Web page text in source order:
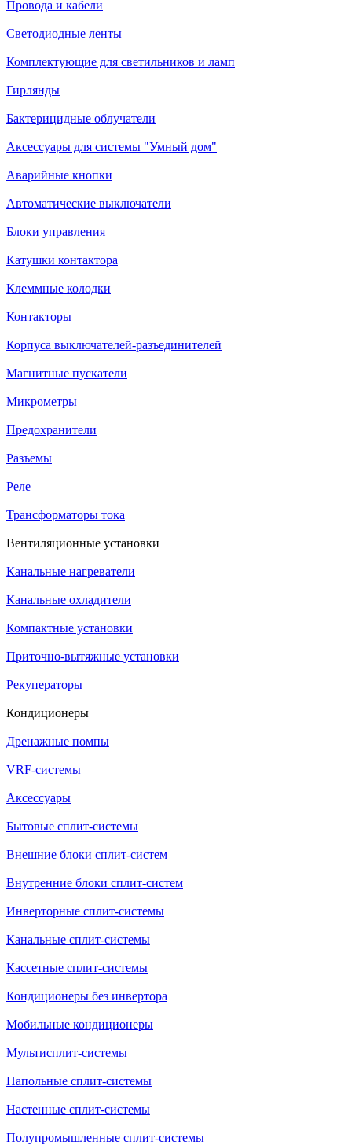
Провода и кабели
Светодиодные ленты
Комплектующие для светильников и ламп
Гирлянды
Бактерицидные облучатели
Аксессуары для системы "Умный дом"
Аварийные кнопки
Автоматические выключатели
Блоки управления
Катушки контактора
Клеммные колодки
Контакторы
Корпуса выключателей-разъединителей
Магнитные пускатели
Микрометры
Предохранители
Разъемы
Реле
Трансформаторы тока
Вентиляционные установки
Канальные нагреватели
Канальные охладители
Компактные установки
Приточно-вытяжные установки
Рекуператоры
Кондиционеры
Дренажные помпы
VRF-системы
Аксессуары
Бытовые сплит-системы
Внешние блоки сплит-систем
Внутренние блоки сплит-систем
Инверторные сплит-системы
Канальные сплит-системы
Кассетные сплит-системы
Кондиционеры без инвертора
Мобильные кондиционеры
Мультисплит-системы
Напольные сплит-системы
Настенные сплит-системы
Полупромышленные сплит-системы